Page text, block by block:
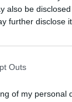
also be
further disclose
Outs
of my personal
Valencia